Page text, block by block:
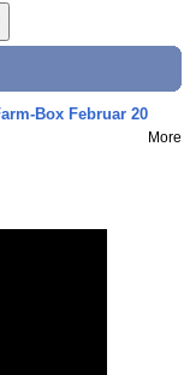
Box Februar 20
More